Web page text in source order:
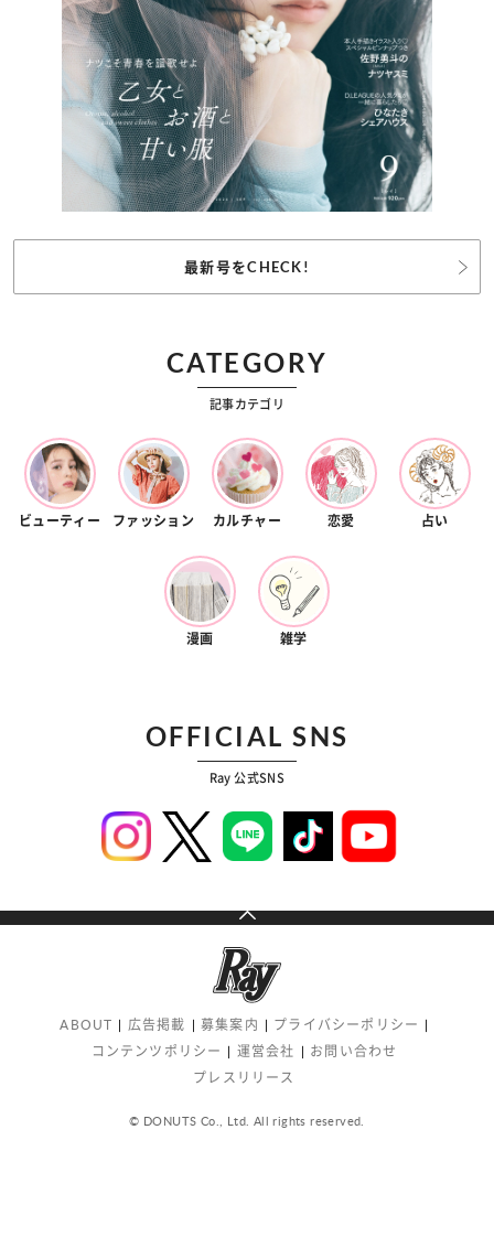
最新号をCHECK!
CATEGORY
記事カテゴリ
ビューティー ファッション カルチャー 恋愛 占い
漫画 雑学
OFFICIAL SNS
Ray 公式SNS
ABOUT 広告掲載 募集案内
プライバシーポリシー
コンテンツポリシー
運営会社
お問い合わせ
プレスリリース
© DONUTS Co., Ltd. All rights reserved.